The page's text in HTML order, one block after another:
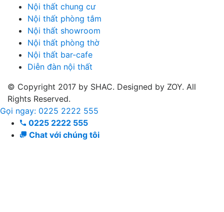
Nội thất chung cư
Nội thất phòng tắm
Nội thất showroom
Nội thất phòng thờ
Nội thất bar-cafe
Diễn đàn nội thất
© Copyright 2017 by SHAC. Designed by ZOY. All
Rights Reserved.
Gọi ngay: 0225 2222 555
0225 2222 555
Chat với chúng tôi